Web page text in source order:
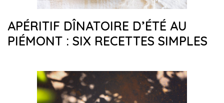
APÉRITIF DÎNATOIRE D’ÉTÉ AU
PIÉMONT : SIX RECETTES SIMPLES